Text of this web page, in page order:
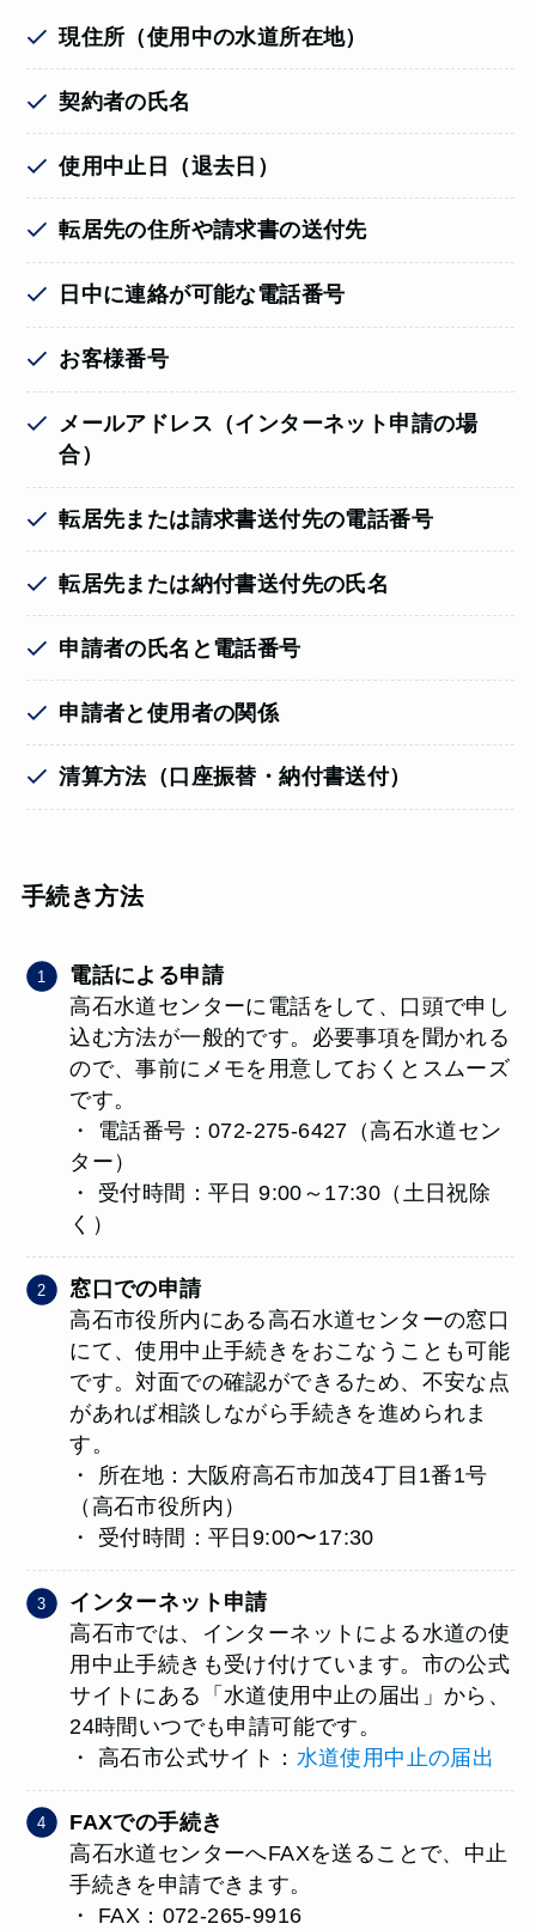
現住所（使用中の水道所在地）
契約者の氏名
使用中止日（退去日）
転居先の住所や請求書の送付先
日中に連絡が可能な電話番号
お客様番号
メールアドレス（インターネット申請の場
合）
転居先または請求書送付先の電話番号
転居先または納付書送付先の氏名
申請者の氏名と電話番号
申請者と使用者の関係
清算方法（口座振替・納付書送付）
手続き方法
電話による申請
高石水道センターに電話をして、口頭で申し
込む方法が一般的です。必要事項を聞かれる
ので、事前にメモを用意しておくとスムーズ
です。
・ 電話番号：072-275-6427（高石水道セン
ター）
・ 受付時間：平日 9:00～17:30（土日祝除
く）
窓口での申請
高石市役所内にある高石水道センターの窓口
にて、使用中止手続きをおこなうことも可能
です。対面での確認ができるため、不安な点
があれば相談しながら手続きを進められま
す。
・ 所在地：大阪府高石市加茂4丁目1番1号
（高石市役所内）
・ 受付時間：平日9:00〜17:30
インターネット申請
高石市では、インターネットによる水道の使
用中止手続きも受け付けています。市の公式
サイトにある「水道使用中止の届出」から、
24時間いつでも申請可能です。
・ 高石市公式サイト： 水道使用中止の届出
FAXでの手続き
高石水道センターへFAXを送ることで、中止
手続きを申請できます。
・ FAX：072-265-9916